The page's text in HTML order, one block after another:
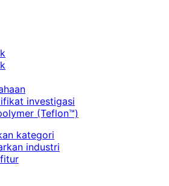
investigasi
(Teflon™)
kategori
industri